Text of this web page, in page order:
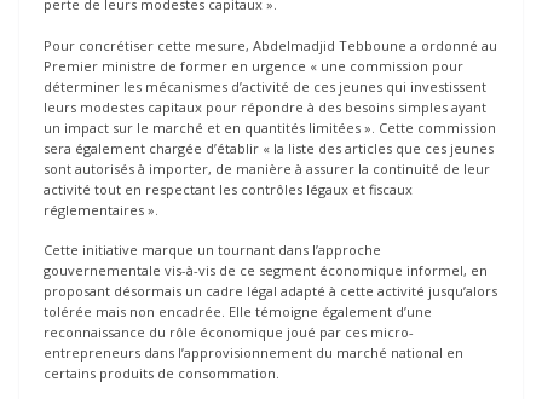
perte de leurs modestes capitaux ».
Pour concrétiser cette mesure, Abdelmadjid Tebboune a ordonné au
Premier ministre de former en urgence « une commission pour
déterminer les mécanismes d’activité de ces jeunes qui investissent
leurs modestes capitaux pour répondre à des besoins simples ayant
un impact sur le marché et en quantités limitées ». Cette commission
sera également chargée d’établir « la liste des articles que ces jeunes
sont autorisés à importer, de manière à assurer la continuité de leur
activité tout en respectant les contrôles légaux et fiscaux
réglementaires ».
Cette initiative marque un tournant dans l’approche
gouvernementale vis-à-vis de ce segment économique informel, en
proposant désormais un cadre légal adapté à cette activité jusqu’alors
tolérée mais non encadrée. Elle témoigne également d’une
reconnaissance du rôle économique joué par ces micro-
entrepreneurs dans l’approvisionnement du marché national en
certains produits de consommation.